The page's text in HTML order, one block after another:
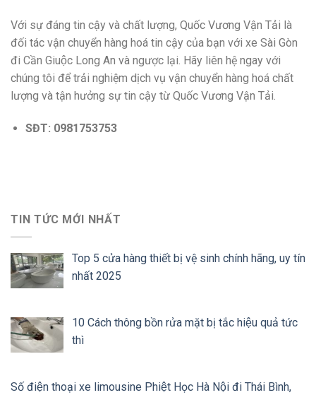
Với sự đáng tin cậy và chất lượng, Quốc Vương Vận Tải là
đối tác vận chuyển hàng hoá tin cậy của bạn với xe Sài Gòn
đi Cần Giuộc Long An và ngược lại. Hãy liên hệ ngay với
chúng tôi để trải nghiệm dịch vụ vận chuyển hàng hoá chất
lượng và tận hưởng sự tin cậy từ Quốc Vương Vận Tải.
SĐT: 0981753753
TIN TỨC MỚI NHẤT
Top 5 cửa hàng thiết bị vệ sinh chính hãng, uy tín
nhất 2025
10 Cách thông bồn rửa mặt bị tắc hiệu quả tức
thì
Số điện thoại xe limousine Phiệt Học Hà Nội đi Thái Bình,